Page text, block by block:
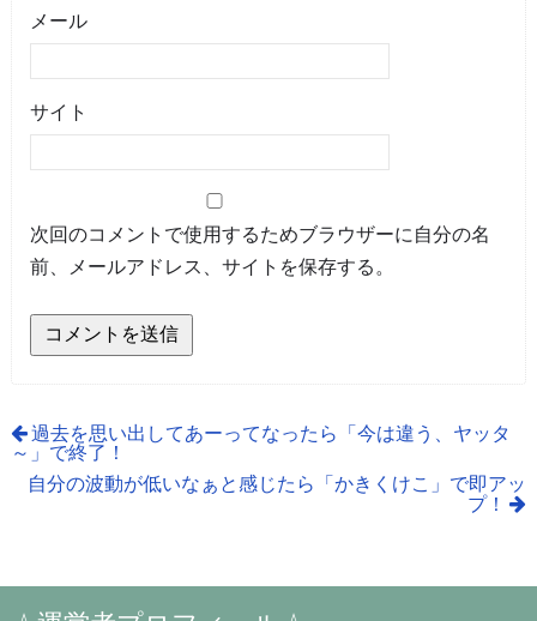
メール
サイト
次回のコメントで使用するためブラウザーに自分の名
前、メールアドレス、サイトを保存する。
過去を思い出してあーってなったら「今は違う、ヤッタ
～」で終了！
自分の波動が低いなぁと感じたら「かきくけこ」で即アッ
プ！